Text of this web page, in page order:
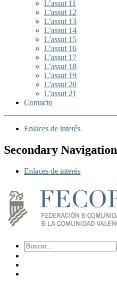
L’assut 11
L’assut 12
L’assut 13
L’assut 14
L’assut 15
L’assut 16
L’assut 17
L’assut 18
L’assut 19
L’assut 20
L’assut 21
Contacto
Enlaces de interés
Secondary Navigation
Enlaces de interés